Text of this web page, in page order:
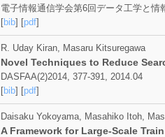
電子情報通信学会第6回データ工学と
[bib] [pdf]
R. Uday Kiran, Masaru Kitsuregawa
Novel Techniques to Reduce
DASFAA(2)2014, 377-391, 2014.04
[bib] [pdf]
Daisaku Yokoyama, Masahiko Itoh,
A Framework for Large-Scale